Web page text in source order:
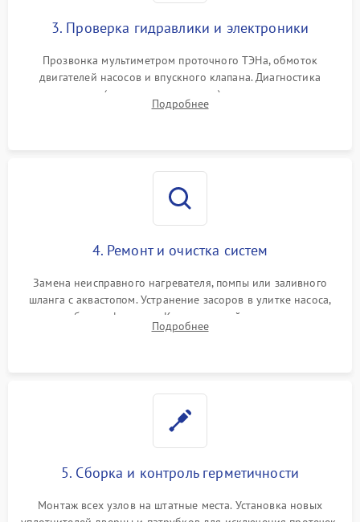
3. Проверка гидравлики и электроники
Прозвонка мультиметром проточного ТЭНа, обмоток
двигателей насосов и впускного клапана. Диагностика
прессостата (датчика уровня воды), датчика мутности,
концевика дверцы и электронного модуля управления.
Подробнее
4. Ремонт и очистка систем
Замена неисправного нагревателя, помпы или заливного
шланга с аквастопом. Устранение засоров в улитке насоса,
патрубках и фильтрах. Компонентный ремонт платы
управления, восстановление поврежденной проводки.
Подробнее
5. Сборка и контроль герметичности
Монтаж всех узлов на штатные места. Установка новых